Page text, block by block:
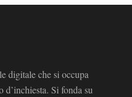
digitale che si occupa
Si fonda su